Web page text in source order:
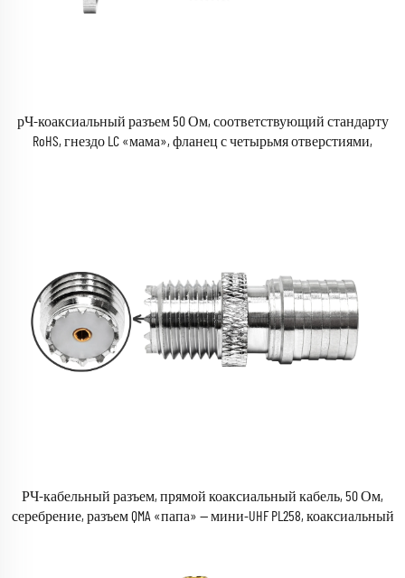
рЧ-коаксиальный разъем 50 Ом, соответствующий стандарту
RoHS, гнездо LC «мама», фланец с четырьмя отверстиями,
РЧ-кабельный разъем, прямой коаксиальный кабель, 50 Ом,
серебрение, разъем QMA «папа» — мини-UHF PL258, коаксиальный